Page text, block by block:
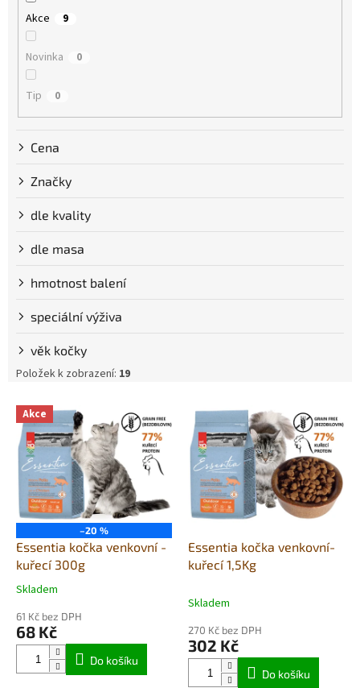
Akce 9
Novinka 0
Tip 0
Cena
Značky
dle kvality
dle masa
hmotnost balení
speciální výživa
věk kočky
Položek k zobrazení: 19
V Akce
–20 %
Essentia kočka venkovní -
kuřecí 300g
Průměrné
produktu
je
Skladem
61 Kč bez DPH
68 Kč
Do košíku
Essentia kočka venkovní-
kuřecí 1,5Kg
Skladem
270 Kč bez DPH
302 Kč
Do košíku